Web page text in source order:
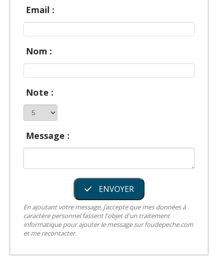
Email :
Nom :
Note :
Message :
ENVOYER
En ajoutant votre message, j’accepte que mes données à
caractère personnel fassent l'objet d'un traitement
informatique pour ajouter le message sur foudepeche.com
et me recontacter.